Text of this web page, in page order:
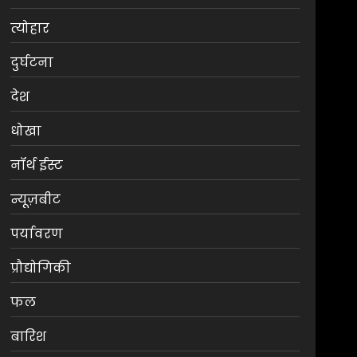
त्योहार
दुर्घटना
देश
धोखा
नॉर्थ ईस्ट
न्यूज़बीट
पर्यावरण
प्रौद्योगिकी
फल
बारिश